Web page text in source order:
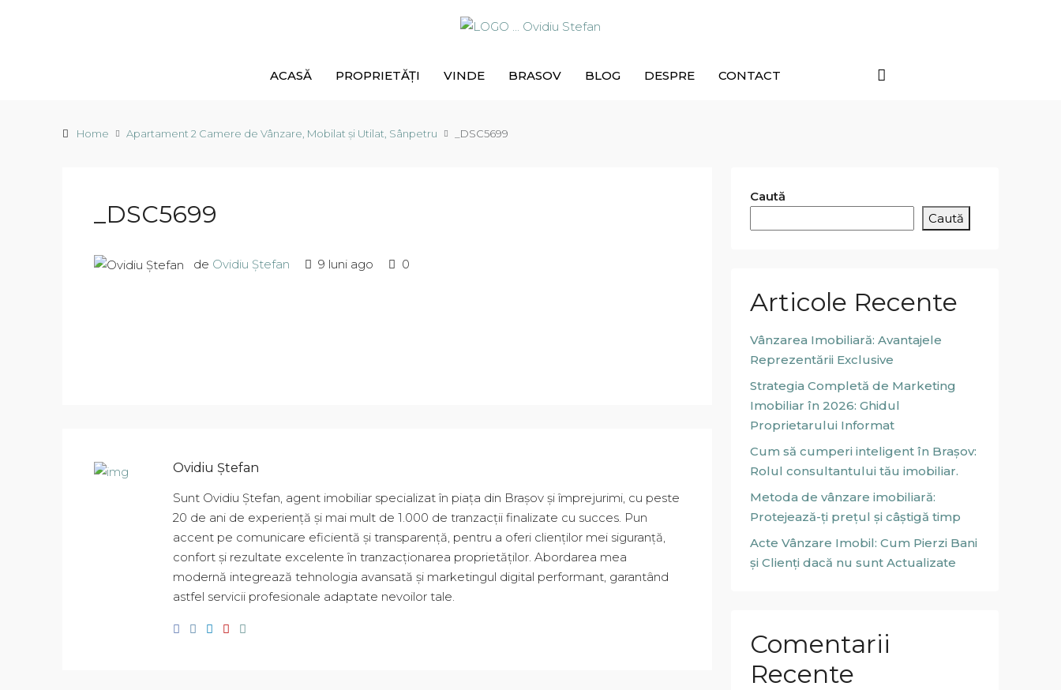
ACASĂ PROPRIETĂȚI VINDE BRASOV BLOG DESPRE CONTACT
Home Apartament 2 Camere de Vânzare, Mobilat și Utilat, Sânpetru _DSC5699
_DSC5699
de Ovidiu Ștefan 9 luni ago 0
Ovidiu Ștefan
Sunt Ovidiu Ștefan, agent imobiliar specializat în piața din Brașov și împrejurimi, cu peste
20 de ani de experiență și mai mult de 1.000 de tranzacții finalizate cu succes. Pun
accent pe comunicare eficientă și transparență, pentru a oferi clienților mei siguranță,
confort și rezultate excelente în tranzacționarea proprietăților. Abordarea mea
modernă integrează tehnologia avansată și marketingul digital performant, garantând
astfel servicii profesionale adaptate nevoilor tale.
Caută
Caută
Articole Recente
Vânzarea Imobiliară: Avantajele
Reprezentării Exclusive
Strategia Completă de Marketing
Imobiliar în 2026: Ghidul
Proprietarului Informat
Cum să cumperi inteligent în Brașov:
Rolul consultantului tău imobiliar.
Metoda de vânzare imobiliară:
Protejează-ți prețul și câștigă timp
Acte Vânzare Imobil: Cum Pierzi Bani
și Clienți dacă nu sunt Actualizate
Comentarii
Recente